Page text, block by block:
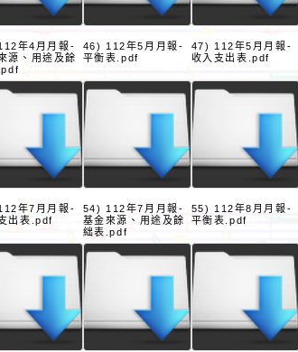
年4月月報-
源、用途及餘
46) 112年5月月報-
平衡表.pdf
47) 112年5月月報-
收入支出表.pdf
年7月月報-
出表.pdf
54) 112年7月月報-
基金來源、用途及餘
絀表.pdf
55) 112年8月月報-
平衡表.pdf